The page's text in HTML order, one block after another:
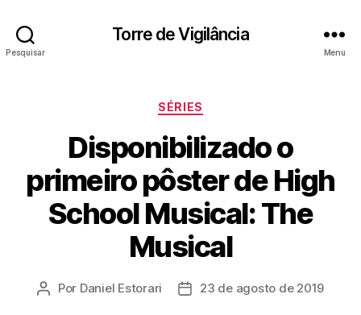
Pesquisar
Torre de Vigilância
Menu
Categorias
SÉRIES
Disponibilizado o
primeiro pôster de High
School Musical: The
Musical
Autor
Por Daniel Estorari
Data23 de agosto de 2019